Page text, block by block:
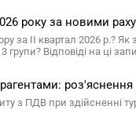
року за новими
за ІІ квартал 2026 р.?
Відповіді на ці
ПДВ при здійсненні